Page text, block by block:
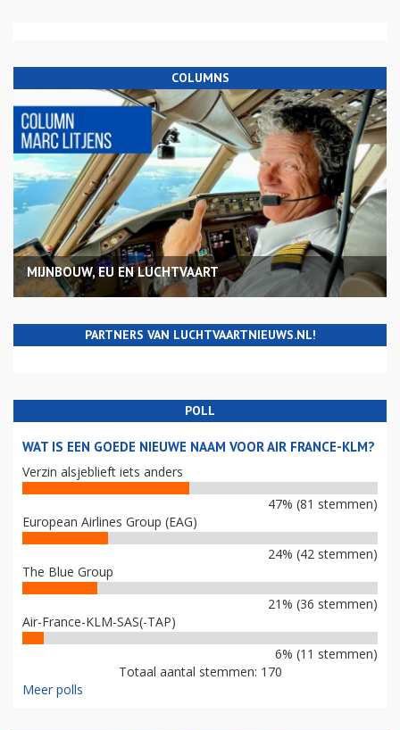
COLUMNS
MIJNBOUW, EU EN LUCHTVAART
PARTNERS VAN LUCHTVAARTNIEUWS.NL!
POLL
WAT IS EEN GOEDE NIEUWE NAAM VOOR AIR FRANCE-KLM?
Verzin alsjeblieft iets anders
47% (81 stemmen)
European Airlines Group (EAG)
24% (42 stemmen)
The Blue Group
21% (36 stemmen)
Air-France-KLM-SAS(-TAP)
6% (11 stemmen)
Totaal aantal stemmen: 170
Meer polls